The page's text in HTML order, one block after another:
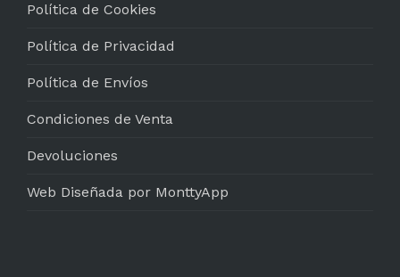
Política de Cookies
Política de Privacidad
Política de Envíos
Condiciones de Venta
Devoluciones
Web Diseñada por MonttyApp